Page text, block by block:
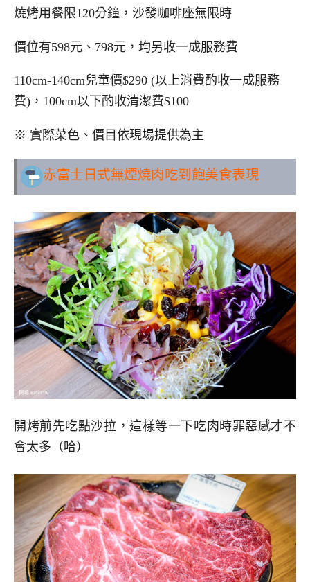
燒烤用餐限120分鐘，沙發咖啡座無限時
價位有598元、798元，均另收一成服務費
110cm-140cm兒童價$290 (以上消費酌收一成服務
費)，100cm以下酌收清潔費$100
※ 實際菜色、價目依現場提供為主
赤富士日式無煙燒肉吃到飽美食表現
開烤前先吃點沙拉，這樣等一下吃肉時罪惡感才不
會太多（哈）